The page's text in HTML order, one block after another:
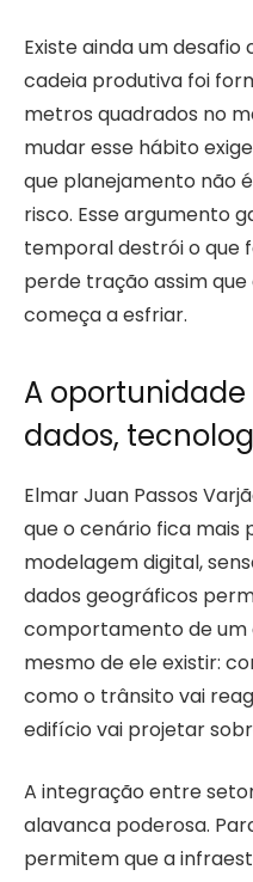
Existe ainda um
cadeia produtiva foi
metros quadrados no
mudar esse hábito
que planejamento não
risco. Esse argumento
temporal destrói o que
perde tração assim
começa a esfriar.
A
dados,
Elmar Juan Passos
que o cenário fica mais
modelagem digital,
dados geográficos
comportamento de
mesmo de ele existir:
como o trânsito vai
edifício vai projetar
A integração entre
alavanca poderosa.
permitem que a